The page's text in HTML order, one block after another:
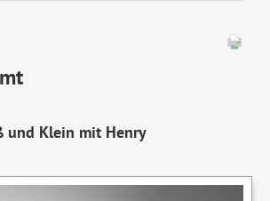
und Klein mit Henry